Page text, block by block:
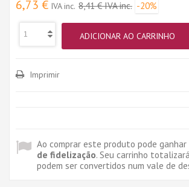
6,73 € IVA inc. 8,41 €IVA inc. -20%
ADICIONAR AO CARRINHO
Imprimir
Ao comprar este produto pode
de fidelização. Seu carrinho totalizará
podem ser convertidos num vale de